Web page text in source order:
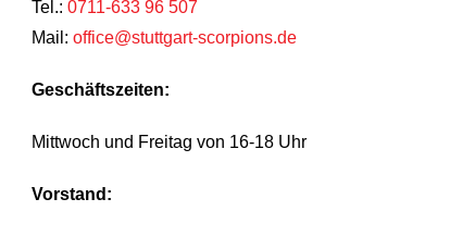
Tel.: 0711-633 96 507
Mail: office@stuttgart-scorpions.de
Geschäftszeiten:
Mittwoch und Freitag von 16-18 Uhr
Vorstand: